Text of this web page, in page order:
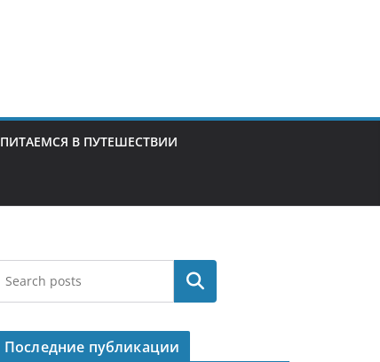
ПИТАЕМСЯ В ПУТЕШЕСТВИИ
Поиск
Последние публикации